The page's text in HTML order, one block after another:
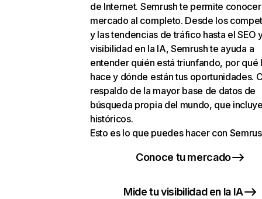
de Internet. Semrush te permite
mercado al completo. Desde los
y las tendencias de tráfico hasta el SEO
visibilidad en la IA, Semrush te ayuda a
entender quién está triunfando, por qué
hace y dónde están tus oportunidades.
respaldo de la mayor base de datos de
búsqueda propia del mundo, que
históricos.
Esto es lo que puedes hacer con
Conoce tu mercado
Mide tu visibilidad en la IA